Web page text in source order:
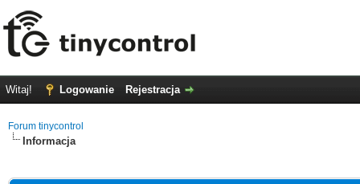
Witaj! Logowanie Rejestracja
Forum tinycontrol
Informacja